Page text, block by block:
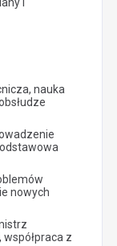
nauka
nowych
z